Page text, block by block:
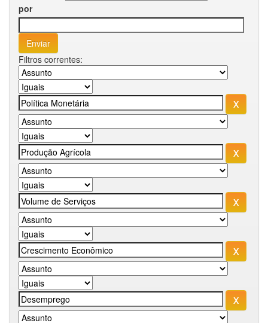
por
Filtros correntes: